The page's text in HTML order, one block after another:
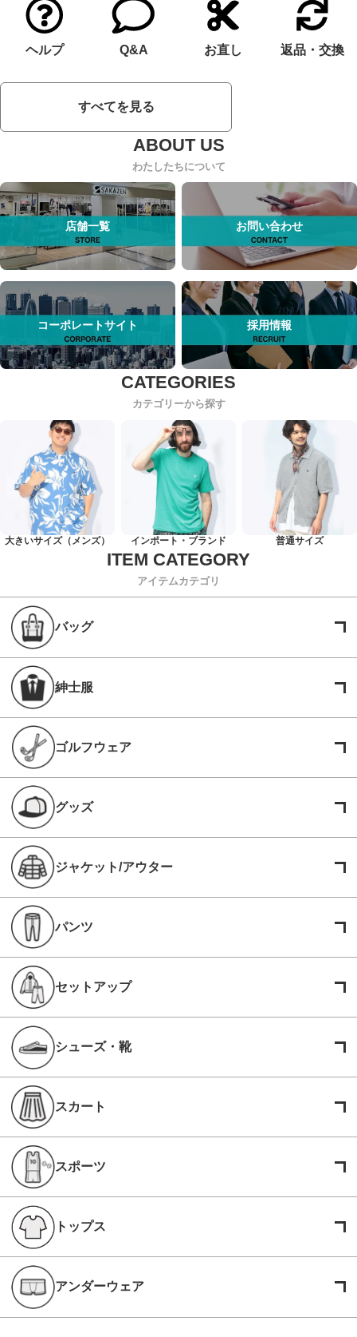
ヘルプ Q&A お直し 返品・交換
すべてを見る
わたしたちについて
店舗一覧 お問い合わせ
コーポレートサイト 採用情報
カテゴリーから探す
大きいサイズ（メンズ） インポート・ブランド 普通サイズ
アイテムカテゴリ
バッグ
紳士服
ゴルフウェア
グッズ
ジャケット/アウター
パンツ
セットアップ
シューズ・靴
スカート
スポーツ
トップス
アンダーウェア